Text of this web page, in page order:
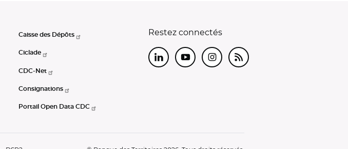
Caisse des Dépôts
Ciclade
CDC-Net
Consignations
Portail Open Data CDC
Restez connectés
LinkedInYoutubeInstagram
RSS